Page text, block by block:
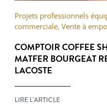
Projets professionnels
commerciale, Vente à
COMPTOIR COFFEE
MATFER BOURGEAT
LACOSTE
LIRE L'ARTICLE